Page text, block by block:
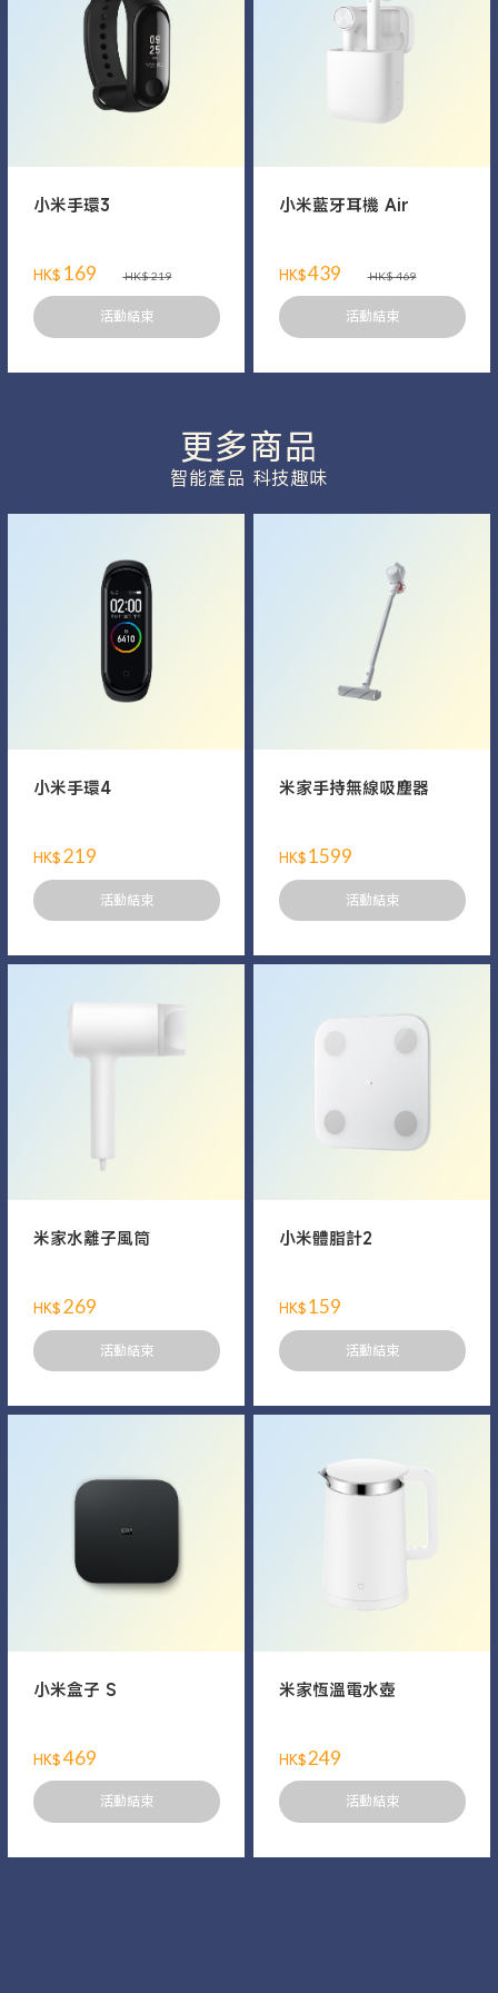
小米手環3
HK$ 169 HK$ 219
活動結束
小米藍牙耳機 Air
HK$ 439 HK$ 469
活動結束
更多商品
智能產品 科技趣味
小米手環4
HK$ 219
活動結束
米家手持無線吸塵器
HK$ 1599
活動結束
米家水離子風筒
HK$ 269
活動結束
小米體脂計2
HK$ 159
活動結束
小米盒子 S
HK$ 469
活動結束
米家恆溫電水壺
HK$ 249
活動結束